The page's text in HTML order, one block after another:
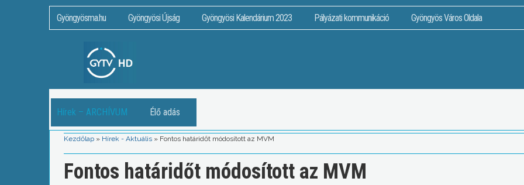
Gyöngyösma.hu Gyöngyösi Újság Gyöngyösi Kalendárium 2023 Pályázati kommunikáció Gyöngyös Város Oldala
Hírek – ARCHÍVUM Élő adás
Kezdőlap » Hírek - Aktuális » Fontos határidőt módosított az MVM
Fontos határidőt módosított az MVM